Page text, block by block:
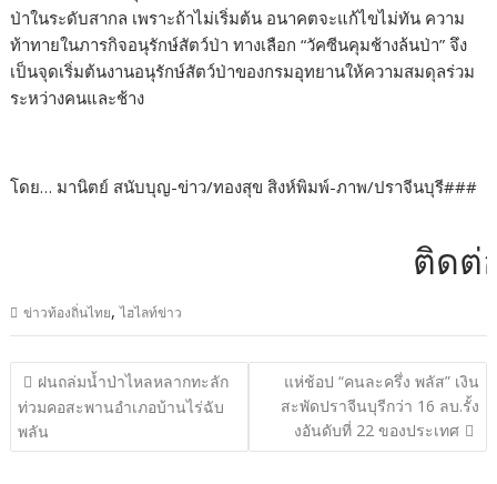
ป่าในระดับสากล เพราะถ้าไม่เริ่มต้น อนาคตจะแก้ไขไม่ทัน ความ
ท้าทายในภารกิจอนุรักษ์สัตว์ป่า ทางเลือก “วัคซีนคุมช้างล้นป่า” จึง
เป็นจุดเริ่มต้นงานอนุรักษ์สัตว์ป่าของกรมอุทยานให้ความสมดุลร่วม
ระหว่างคนและช้าง
โดย… มานิตย์ สนับบุญ-ข่าว/ทองสุข สิงห์พิมพ์-ภาพ/ปราจีนบุรี###
ติดต่อโ
ข่าวท้องถิ่นไทย,ไฮไลท์ข่าว
แนะแนว
เรื่อง
ฝนถล่มน้ำป่าไหลหลากทะลัก
ท่วมคอสะพานอำเภอบ้านไร่ฉับ
พลัน
แห่ช้อป “คนละครึ่ง พลัส” เงิน
สะพัดปราจีนบุรีกว่า 16 ลบ.รั้ง
งอันดับที่ 22 ของประเทศ